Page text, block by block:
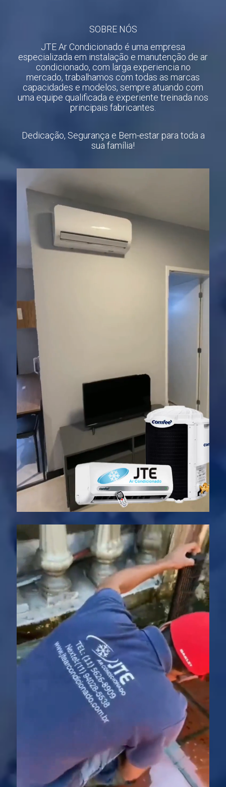
SOBRE NÓS
JTE Ar Condicionado é uma empresa
especializada em instalação e manutenção de ar
condicionado, com larga experiencia no
mercado, trabalhamos com todas as marcas
capacidades e modelos, sempre atuando com
uma equipe qualificada e experiente treinada nos
principais fabricantes.
Dedicação, Segurança e Bem-estar para toda a
sua família!